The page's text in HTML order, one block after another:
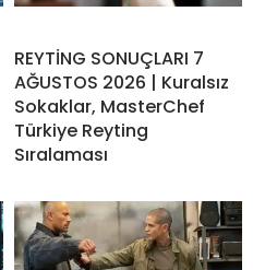
REYTİNG SONUÇLARI 7
AĞUSTOS 2026 | Kuralsız
Sokaklar, MasterChef
Türkiye Reyting
Sıralaması